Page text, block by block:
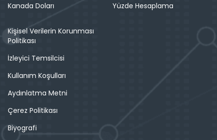
Kanada Doları
Yüzde Hesaplama
Kişisel Verilerin Korunması
Politikası
İzleyici Temsilcisi
Kullanım Koşulları
Aydınlatma Metni
Çerez Politikası
Biyografi